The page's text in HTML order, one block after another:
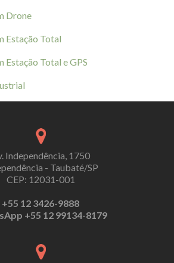
Drone
Estação Total
Estação Total e GPS
Independência, 1750
- Taubaté/SP
CEP: 12031-001
+55 12 3426-9888
+55 12 99134-8179